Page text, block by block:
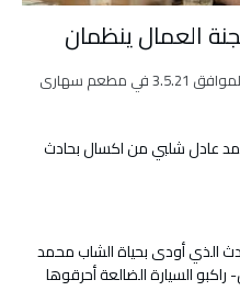
العمال ينظمان
باجواء رمضانية رائعة اقيم امس الاثنين الموافق 3.5.21 في مطعم سهارى
عادل شلبي من اكسال بحادث
الذي أودى بحياة الشاب محمد
السيارة الضالعة أحرقوها